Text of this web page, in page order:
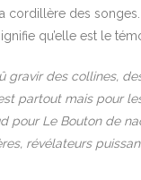
cordillère des
qu’elle est le
gravir des collines,
partout mais pour
pour Le Bouton de
révélateurs